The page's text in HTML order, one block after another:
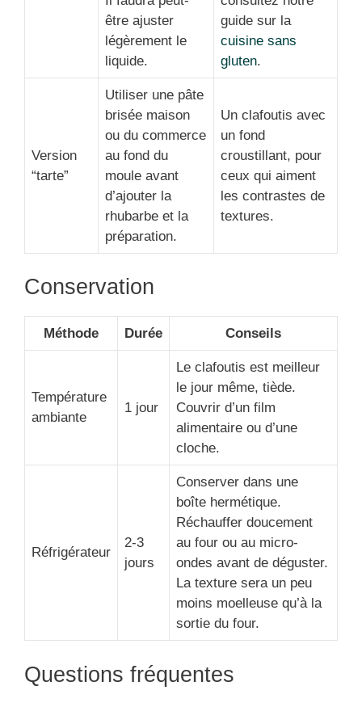
être ajuster
légèrement le
liquide.
guide sur la
cuisine sans
gluten.
Version
“tarte”
Utiliser une pâte
brisée maison
ou du commerce
au fond du
moule avant
d’ajouter la
rhubarbe et la
préparation.
Un clafoutis avec
un fond
croustillant, pour
ceux qui aiment
les contrastes de
textures.
Conservation
Méthode Durée Conseils
Température
ambiante
1 jour
Le clafoutis est meilleur
le jour même, tiède.
Couvrir d’un film
alimentaire ou d’une
cloche.
Réfrigérateur
2-3
jours
Conserver dans une
boîte hermétique.
Réchauffer doucement
au four ou au micro-
ondes avant de déguster.
La texture sera un peu
moins moelleuse qu’à la
sortie du four.
Questions fréquentes